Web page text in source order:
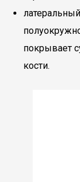
покрывает
кости.